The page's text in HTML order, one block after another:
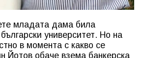
младата дама била
университет. Но на
в момента с какво се
Йотов обаче взема банкерска